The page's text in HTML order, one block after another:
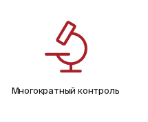
Многократный контроль